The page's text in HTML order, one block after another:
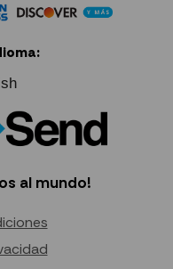
al mundo!